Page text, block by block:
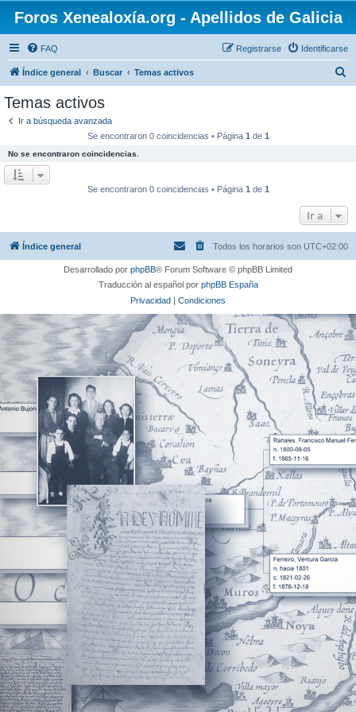
Foros Xenealoxía.org - Apellidos de Galicia
FAQ Identificarse
Registrarse
Índice general Buscar Temas activos
Temas activos
Ir a búsqueda avanzada
Se encontraron 0 coincidencias • Página 1 de 1
No se encontraron coincidencias.
Se encontraron 0 coincidencias • Página 1 de 1
Ir a
Índice general Todos los horarios son UTC+02:00
Desarrollado por phpBB® Forum Software © phpBB Limited
Traducción al español por phpBB España
Privacidad | Condiciones